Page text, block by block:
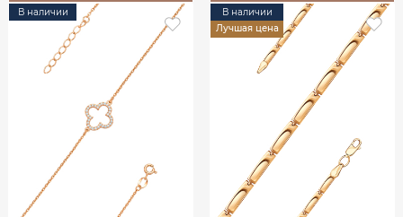
В наличии
В наличии
Лучшая цена